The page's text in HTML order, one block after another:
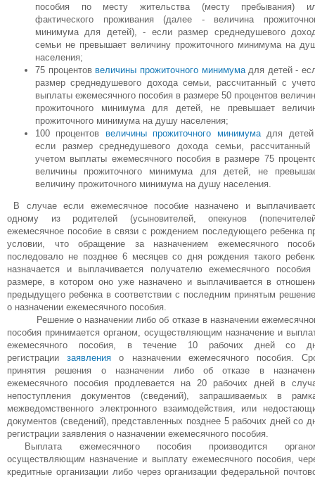
пособия по месту жительства (месту пребывания)
фактического проживания (далее - величина
минимума для детей), - если размер среднедушевого
семьи не превышает величину прожиточного минимума на
населения;
75 процентов величины прожиточного минимумадля детей -
размер среднедушевого дохода семьи, рассчитанный с
выплаты ежемесячного пособия в размере 50 процентов
прожиточного минимума для детей, не превышает
прожиточного минимума на душу населения;
100 процентов величины прожиточного минимумадля
если размер среднедушевого дохода семьи,
учетом выплаты ежемесячного пособия в размере 75
величины прожиточного минимума для детей, не
величину прожиточного минимума на душу населения.
В случае если ежемесячное пособие назначено и
одному из родителей (усыновителей, опекунов
ежемесячное пособие в связи с рождением последующего ребенка
условии, что обращение за назначением ежемесячного
последовало не позднее 6 месяцев со дня рождения такого
назначается и выплачивается получателю ежемесячного
размере, в котором оно уже назначено и выплачивается в
предыдущего ребенка в соответствии с последним принятым
о назначении ежемесячного пособия.
Решение о назначении либо об отказе в назначении
пособия принимается органом, осуществляющим назначение и
ежемесячного пособия, в течение 10 рабочих дней со
регистрациизаявления о назначении ежемесячного пособия.
принятия решения о назначении либо об отказе в
ежемесячного пособия продлевается на 20 рабочих дней в
непоступления документов (сведений), запрашиваемых в
межведомственного электронного взаимодействия, или
документов (сведений), представленных позднее 5 рабочих дней со
регистрации заявления о назначении ежемесячного пособия.
Выплата ежемесячного пособия производится
осуществляющим назначение и выплату ежемесячного пособия,
кредитные организации либо через организации федеральной